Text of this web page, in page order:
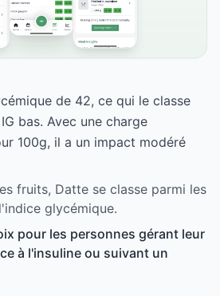
de 42, ce qui le classe
bas. Avec une charge
100g, il a un impact modéré
fruits, Datte se classe parmi les
glycémique.
pour les personnes gérant leur
à l'insuline ou suivant un